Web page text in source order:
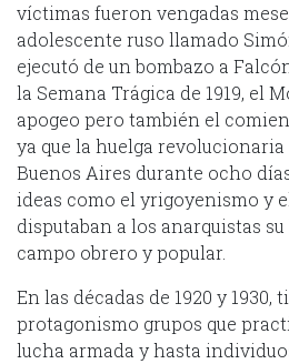
víctimas fueron vengadas
adolescente ruso llamado
ejecutó de un bombazo a
la Semana Trágica de 1919, el
apogeo pero también el
ya que la huelga
Buenos Aires durante ocho
ideas como el yrigoyenismo y
disputaban a los anarquistas
campo obrero y popular.
En las décadas de 1920 y 1930,
protagonismo grupos que
lucha armada y hasta